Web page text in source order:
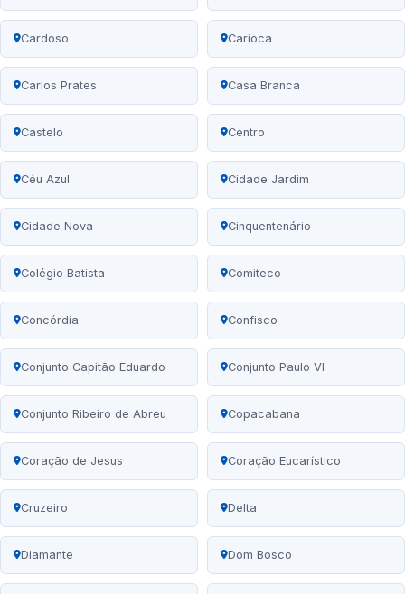
Cardoso Carioca
Carlos Prates Casa Branca
Castelo Centro
Céu Azul Cidade Jardim
Cidade Nova Cinquentenário
Colégio Batista Comiteco
Concórdia Confisco
Conjunto Capitão Eduardo Conjunto Paulo VI
Conjunto Ribeiro de Abreu Copacabana
Coração de Jesus Coração Eucarístico
Cruzeiro Delta
Diamante Dom Bosco